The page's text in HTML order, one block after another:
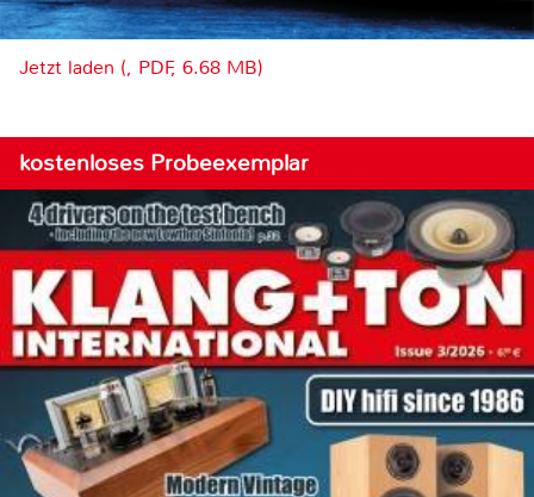
Jetzt laden (, PDF, 6.68 MB)
kostenloses Probeexemplar